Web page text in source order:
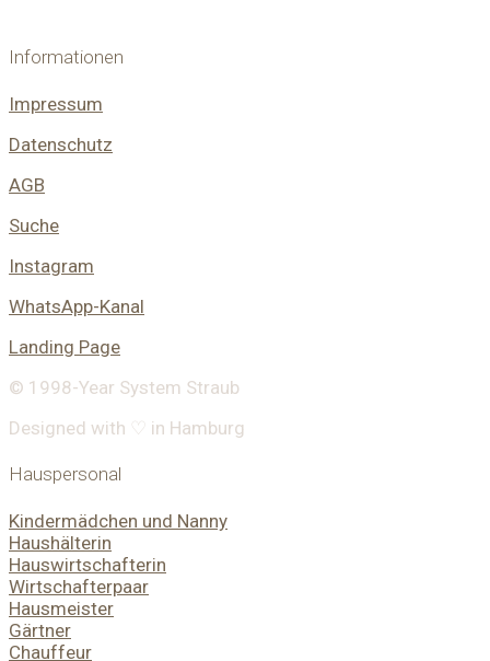
Informationen
Impressum
Datenschutz
AGB
Suche
Instagram
WhatsApp-Kanal
Landing Page
© 1998-Year System Straub
Designed with ♡ in Hamburg
Hauspersonal
Kindermädchen und Nanny
Haushälterin
Hauswirtschafterin
Wirtschafterpaar
Hausmeister
Gärtner
Chauffeur